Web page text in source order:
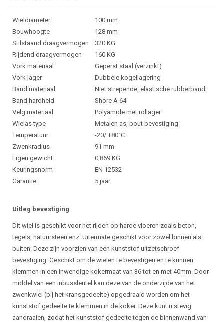
Wieldiameter
100 mm
Bouwhoogte
128 mm
Stilstaand draagvermogen
320 KG
Rijdend draagvermogen
160 KG
Vork materiaal
Geperst staal (verzinkt)
Vork lager
Dubbele kogellagering
Band materiaal
Niet strepende, elastische rubberband
Band hardheid
Shore A 64
Velg materiaal
Polyamide met rollager
Wielas type
Metalen as, bout bevestiging
Temperatuur
-20/ +80°C
Zwenkradius
91 mm
Eigen gewicht
0,869 KG
Keuringsnorm
EN 12532
Garantie
5 jaar
Uitleg bevestiging
Dit wiel is geschikt voor het rijden op harde vloeren zoals beton,
tegels, natuursteen enz. Uitermate geschikt voor zowel binnen als
buiten. Deze zijn voorzien van een kunststof uitzetschroef
bevestiging: Geschikt om de wielen te bevestigen en te kunnen
klemmen in een inwendige kokermaat van 36 tot en met 40mm. Door
middel van een inbussleutel kan deze van de onderzijde van het
zwenkwiel (bij het kransgedeelte) opgedraaid worden om het
kunststof gedeelte te klemmen in de koker. Deze kunt u stevig
aandraaien, zodat het kunststof gedeelte tegen de binnenwand van